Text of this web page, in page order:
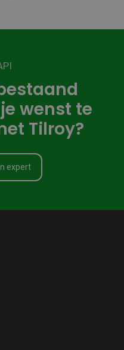
wenst te
Tilroy?
expert